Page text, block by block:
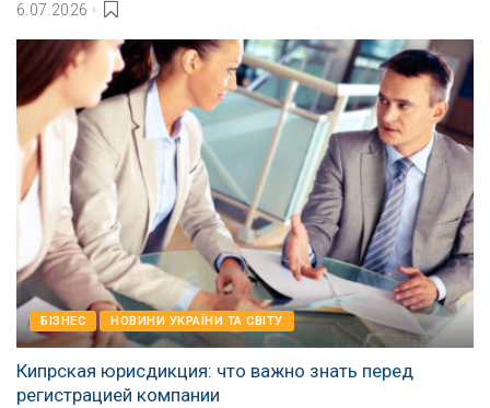
6.07.2026
БІЗНЕС НОВИНИ УКРАЇНИ ТА СВІТУ
Кипрская юрисдикция: что важно знать перед
регистрацией компании